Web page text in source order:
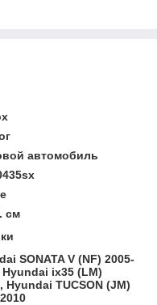
автомобиль
см
SONATA V (NF) 2005-
Hyundai ix35 (LM)
Hyundai TUCSON (JM)